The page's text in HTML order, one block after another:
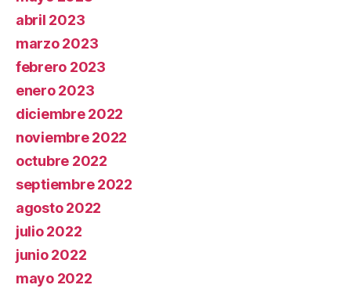
abril 2023
marzo 2023
febrero 2023
enero 2023
diciembre 2022
noviembre 2022
octubre 2022
septiembre 2022
agosto 2022
julio 2022
junio 2022
mayo 2022